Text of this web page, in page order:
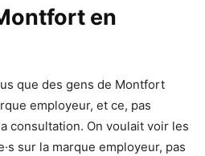
en
que des gens de Montfort
employeur, et ce, pas
consultation. On voulait voir les
sur la marque employeur, pas